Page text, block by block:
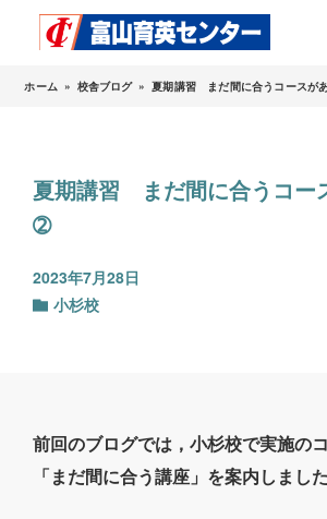
ホーム » 校舎ブログ » 夏期講習 まだ間に合うコースが
夏期講習 まだ間に合うコー
➁
2023年7月28日
小杉校
前回のブログでは，小杉校で実施の
「まだ間に合う講座」を案内しました